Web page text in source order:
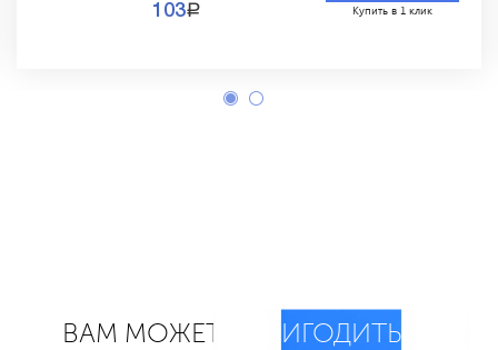
103a
Купить в 1 клик
ВАМ МОЖЕТ ПРИГОДИТЬСЯ